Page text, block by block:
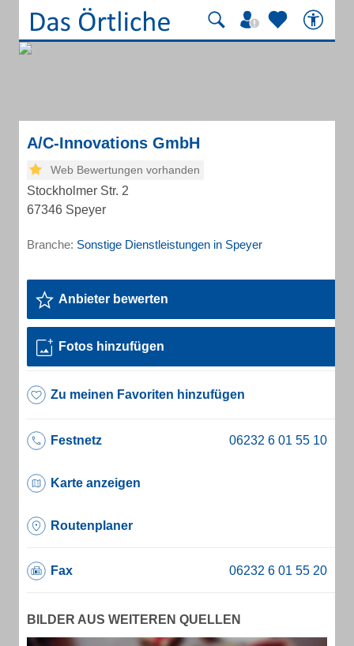
A/C-Innovations GmbH
Web Bewertungen vorhanden
Stockholmer Str. 2
67346 Speyer
Branche: Sonstige Dienstleistungen in Speyer
Anbieter bewerten
Fotos hinzufügen
Zu meinen Favoriten hinzufügen
Festnetz
Karte anzeigen
Routenplaner
Fax
BILDER AUS WEITEREN QUELLEN